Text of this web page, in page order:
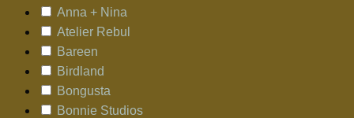
Anna + Nina
Atelier Rebul
Bareen
Birdland
Bongusta
Bonnie Studios